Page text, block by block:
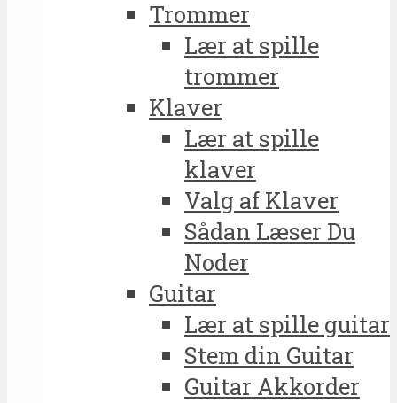
Trommer
Lær at spille
trommer
Klaver
Lær at spille
klaver
Valg af Klaver
Sådan Læser Du
Noder
Guitar
Lær at spille guitar
Stem din Guitar
Guitar Akkorder